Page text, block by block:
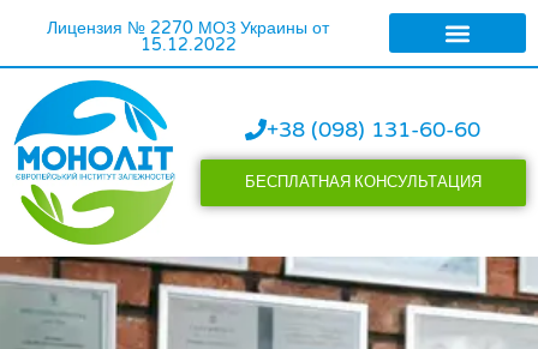
Лицензия № 2270 МОЗ Украины от
15.12.2022
+38 (098) 131-60-60
БЕСПЛАТНАЯ КОНСУЛЬТАЦИЯ